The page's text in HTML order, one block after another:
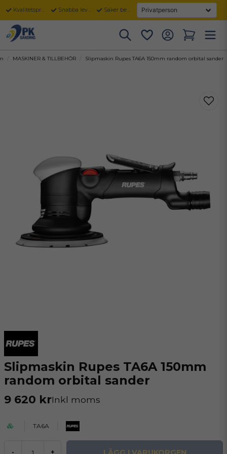
Kvalitetsprodukter Snabba leveranser Säker betalning
MASKINER & TILLBEHÖR Slipmaskin Rupes TA6A 150mm random orbital sander
Slipmaskin Rupes TA6A 150mm
random orbital sander
9 620 krInkl moms
TA6A
- +